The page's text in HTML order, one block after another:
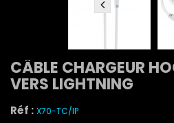
CÂBLE CHARGEUR
VERS LIGHTNING
Réf : X70-TC/IP